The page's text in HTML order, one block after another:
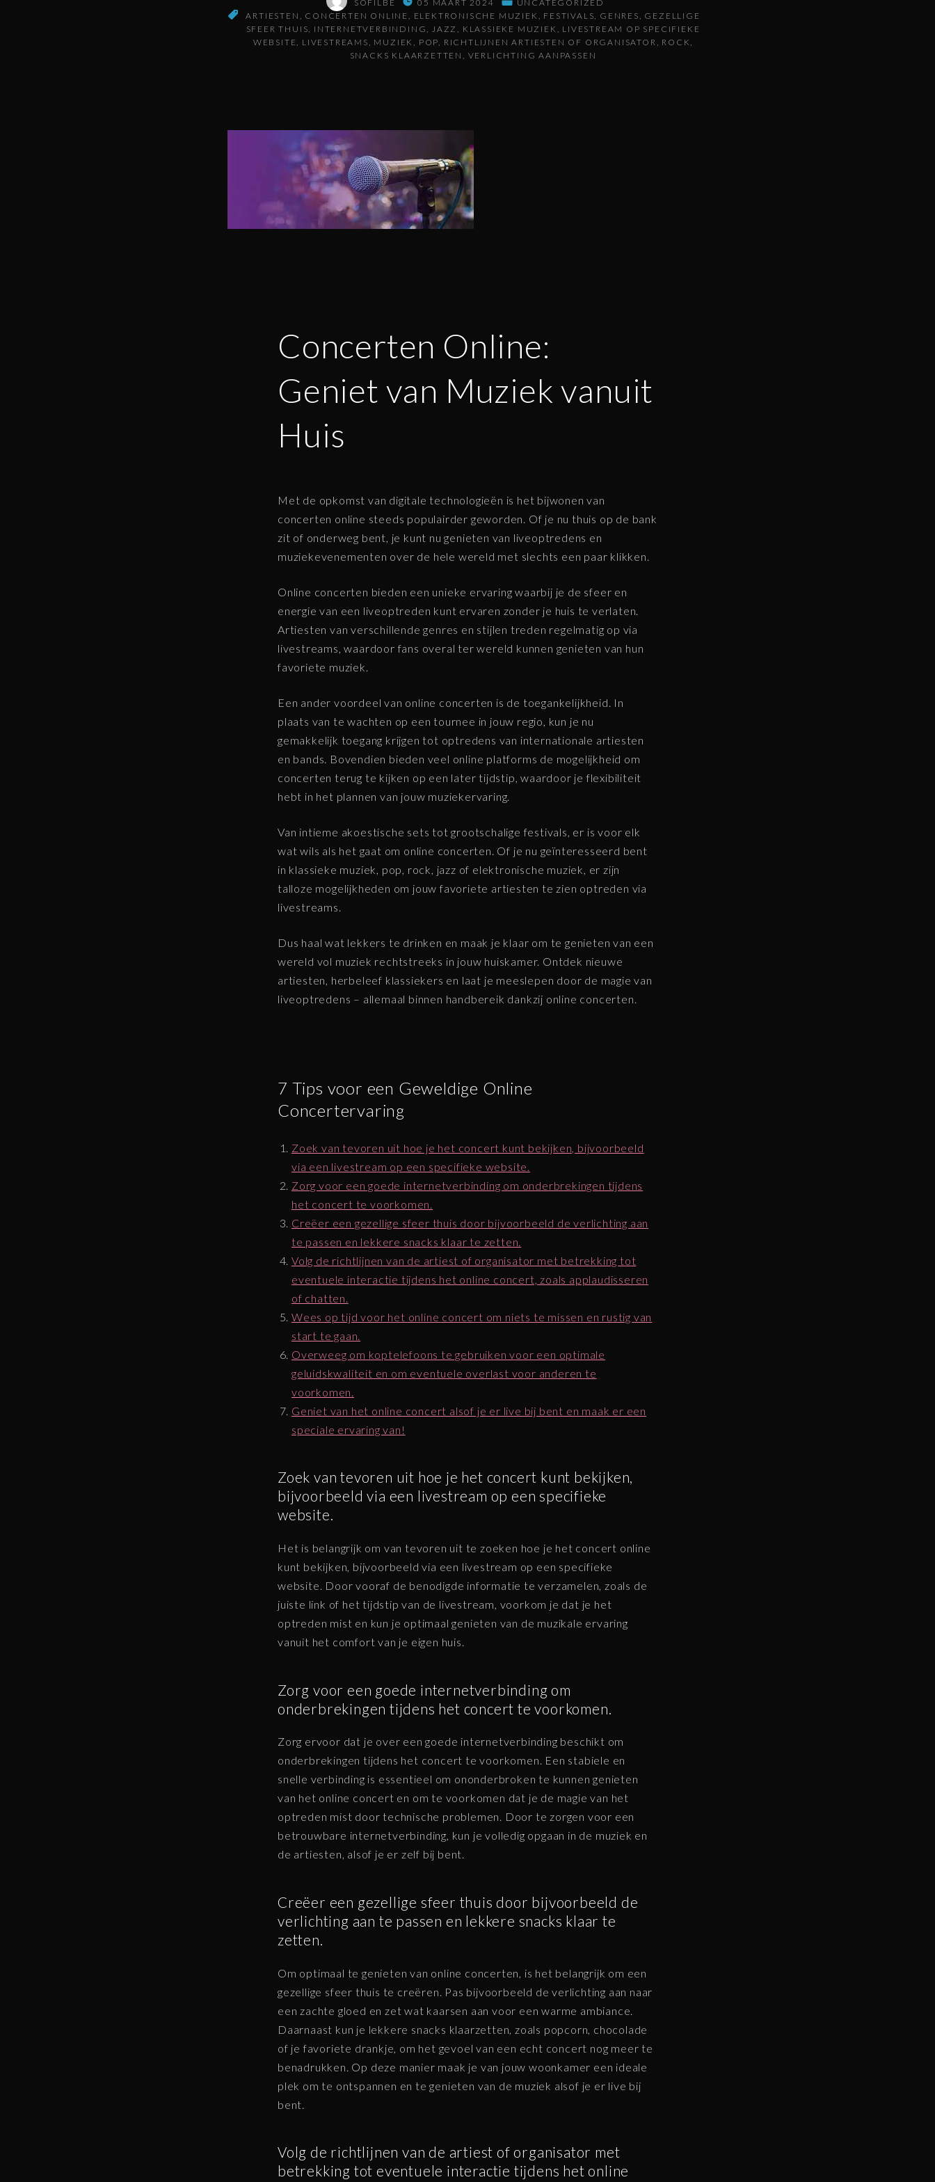
SOFILBE 05 MAART 2024
UNCATEGORIZED
ARTIESTEN
CONCERTEN ONLINE ELEKTRONISCHE MUZIEK FESTIVALS GENRES
GEZELLIGE
SFEER THUIS
INTERNETVERBINDING JAZZ KLASSIEKE MUZIEK
LIVESTREAM OP SPECIFIEKE
WEBSITE
LIVESTREAMS MUZIEK POP RICHTLIJNEN ARTIESTEN OF ORGANISATOR
ROCK
SNACKS KLAARZETTEN
VERLICHTING AANPASSEN
Concerten Online:
Geniet van Muziek vanuit
Huis
Met de opkomst van digitale technologieën is het bijwonen van
concerten online steeds populairder geworden. Of je nu thuis op de bank
zit of onderweg bent, je kunt nu genieten van liveoptredens en
muziekevenementen over de hele wereld met slechts een paar klikken.
Online concerten bieden een unieke ervaring waarbij je de sfeer en
energie van een liveoptreden kunt ervaren zonder je huis te verlaten.
Artiesten van verschillende genres en stijlen treden regelmatig op via
livestreams, waardoor fans overal ter wereld kunnen genieten van hun
favoriete muziek.
Een ander voordeel van online concerten is de toegankelijkheid. In
plaats van te wachten op een tournee in jouw regio, kun je nu
gemakkelijk toegang krijgen tot optredens van internationale artiesten
en bands. Bovendien bieden veel online platforms de mogelijkheid om
concerten terug te kijken op een later tijdstip, waardoor je flexibiliteit
hebt in het plannen van jouw muziekervaring.
Van intieme akoestische sets tot grootschalige festivals, er is voor elk
wat wils als het gaat om online concerten. Of je nu geïnteresseerd bent
in klassieke muziek, pop, rock, jazz of elektronische muziek, er zijn
talloze mogelijkheden om jouw favoriete artiesten te zien optreden via
livestreams.
Dus haal wat lekkers te drinken en maak je klaar om te genieten van een
wereld vol muziek rechtstreeks in jouw huiskamer. Ontdek nieuwe
artiesten, herbeleef klassiekers en laat je meeslepen door de magie van
liveoptredens – allemaal binnen handbereik dankzij online concerten.
7 Tips voor een Geweldige Online
Concertervaring
Zoek van tevoren uit hoe je het concert kunt bekijken, bijvoorbeeld
via een livestream op een specifieke website.
Zorg voor een goede internetverbinding om onderbrekingen tijdens
het concert te voorkomen.
Creëer een gezellige sfeer thuis door bijvoorbeeld de verlichting aan
te passen en lekkere snacks klaar te zetten.
Volg de richtlijnen van de artiest of organisator met betrekking tot
eventuele interactie tijdens het online concert, zoals applaudisseren
of chatten.
Wees op tijd voor het online concert om niets te missen en rustig van
start te gaan.
Overweeg om koptelefoons te gebruiken voor een optimale
geluidskwaliteit en om eventuele overlast voor anderen te
voorkomen.
Geniet van het online concert alsof je er live bij bent en maak er een
speciale ervaring van!
Zoek van tevoren uit hoe je het concert kunt bekijken,
bijvoorbeeld via een livestream op een specifieke
website.
Het is belangrijk om van tevoren uit te zoeken hoe je het concert online
kunt bekijken, bijvoorbeeld via een livestream op een specifieke
website. Door vooraf de benodigde informatie te verzamelen, zoals de
juiste link of het tijdstip van de livestream, voorkom je dat je het
optreden mist en kun je optimaal genieten van de muzikale ervaring
vanuit het comfort van je eigen huis.
Zorg voor een goede internetverbinding om
onderbrekingen tijdens het concert te voorkomen.
Zorg ervoor dat je over een goede internetverbinding beschikt om
onderbrekingen tijdens het concert te voorkomen. Een stabiele en
snelle verbinding is essentieel om ononderbroken te kunnen genieten
van het online concert en om te voorkomen dat je de magie van het
optreden mist door technische problemen. Door te zorgen voor een
betrouwbare internetverbinding, kun je volledig opgaan in de muziek en
de artiesten, alsof je er zelf bij bent.
Creëer een gezellige sfeer thuis door bijvoorbeeld de
verlichting aan te passen en lekkere snacks klaar te
zetten.
Om optimaal te genieten van online concerten, is het belangrijk om een
gezellige sfeer thuis te creëren. Pas bijvoorbeeld de verlichting aan naar
een zachte gloed en zet wat kaarsen aan voor een warme ambiance.
Daarnaast kun je lekkere snacks klaarzetten, zoals popcorn, chocolade
of je favoriete drankje, om het gevoel van een echt concert nog meer te
benadrukken. Op deze manier maak je van jouw woonkamer een ideale
plek om te ontspannen en te genieten van de muziek alsof je er live bij
bent.
Volg de richtlijnen van de artiest of organisator met
betrekking tot eventuele interactie tijdens het online